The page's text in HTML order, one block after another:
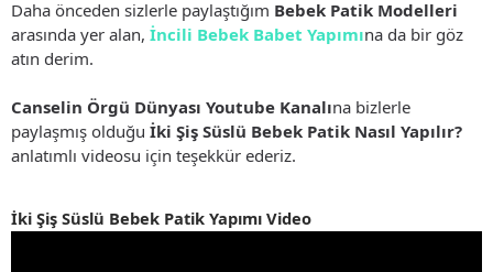
Daha önceden sizlerle paylaştığım Bebek Patik Modelleri
arasında yer alan, İncili Bebek Babet Yapımına da bir göz
atın derim.
Canselin Örgü Dünyası Youtube Kanalına bizlerle
paylaşmış olduğu İki Şiş Süslü Bebek Patik Nasıl Yapılır?
anlatımlı videosu için teşekkür ederiz.
İki Şiş Süslü Bebek Patik Yapımı Video